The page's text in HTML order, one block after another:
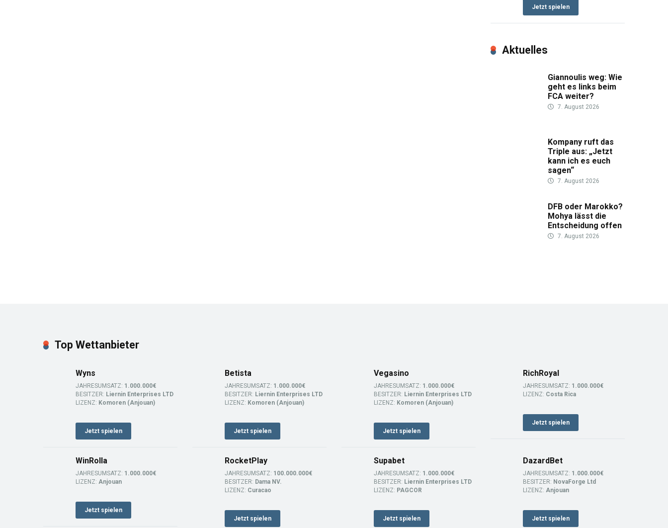
Jetzt spielen
Aktuelles
Giannoulis weg: Wie
geht es links beim
FCA weiter?
7. August 2026
Kompany ruft das
Triple aus: „Jetzt
kann ich es euch
sagen“
7. August 2026
DFB oder Marokko?
Mohya lässt die
Entscheidung offen
7. August 2026
Top Wettanbieter
Wyns
JAHRESUMSATZ: 1.000.000€
BESITZER: Liernin Enterprises LTD
LIZENZ: Komoren (Anjouan)
Jetzt spielen
Betista
JAHRESUMSATZ: 1.000.000€
BESITZER: Liernin Enterprises LTD
LIZENZ: Komoren (Anjouan)
Jetzt spielen
Vegasino
JAHRESUMSATZ: 1.000.000€
BESITZER: Liernin Enterprises LTD
LIZENZ: Komoren (Anjouan)
Jetzt spielen
RichRoyal
JAHRESUMSATZ: 1.000.000€
LIZENZ: Costa Rica
Jetzt spielen
WinRolla
JAHRESUMSATZ: 1.000.000€
LIZENZ: Anjouan
Jetzt spielen
RocketPlay
JAHRESUMSATZ: 100.000.000€
BESITZER: Dama NV.
LIZENZ: Curacao
Jetzt spielen
Supabet
JAHRESUMSATZ: 1.000.000€
BESITZER: Liernin Enterprises LTD
LIZENZ: PAGCOR
Jetzt spielen
DazardBet
JAHRESUMSATZ: 1.000.000€
BESITZER: NovaForge Ltd
LIZENZ: Anjouan
Jetzt spielen